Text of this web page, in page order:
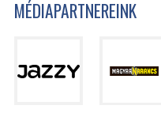
MÉDIAPARTNEREINK